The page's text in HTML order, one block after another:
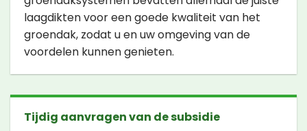
laagdikten voor een goede kwaliteit van het
groendak, zodat u en uw omgeving van de
voordelen kunnen genieten.
Tijdig aanvragen van de subsidie